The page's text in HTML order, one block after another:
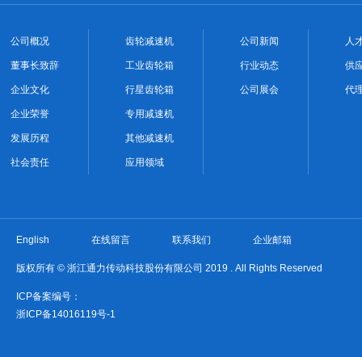
人
供
代
公司新闻
行业动态
公司展会
齿轮减速机
工业齿轮箱
行星齿轮箱
专用减速机
其他减速机
应用领域
公司概况
董事长致辞
企业文化
企业荣誉
发展历程
社会责任
English 在线留言 联系我们 企业邮箱
版权所有 © 浙江通力传动科技股份有限公司 2019 . All Rights Reserved
ICP备案编号：
浙ICP备14016119号-1